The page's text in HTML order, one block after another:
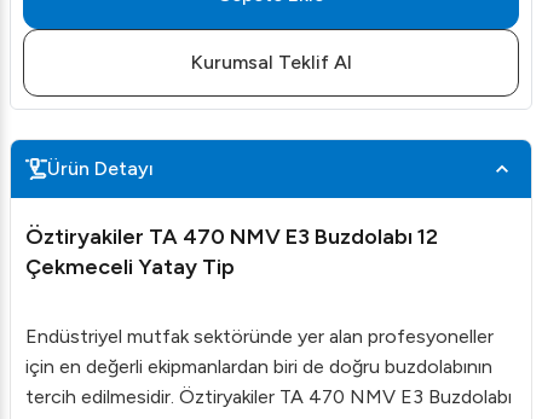
Kurumsal Teklif Al
Ürün Detayı
Öztiryakiler TA 470 NMV E3 Buzdolabı 12
Çekmeceli Yatay Tip
Endüstriyel mutfak sektöründe yer alan profesyoneller
için en değerli ekipmanlardan biri de doğru buzdolabının
tercih edilmesidir. Öztiryakiler TA 470 NMV E3 Buzdolabı